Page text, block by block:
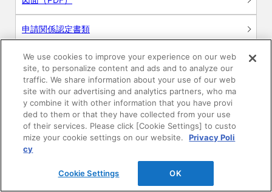
申請関係認定書類
施工・取扱説明書
動画
シミュレーションツール
24時間換気システム〈エアスマート〉
簡易設計見積ソフト
R&Dセンター環境測定・分析サービス
We use cookies to improve your experience on our web
site, to personalize content and ads and to analyze our
traffic. We share information about your use of our web
site with our advertising and analytics partners, who ma
y combine it with other information that you have provi
ded to them or that they have collected from your use
of their services. Please click [Cookie Settings] to custo
mize your cookie settings on our website.
Privacy Poli
cy
Cookie Settings OK